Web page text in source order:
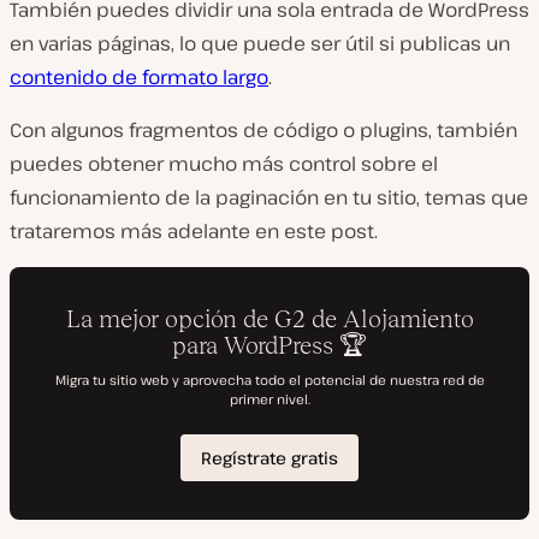
También puedes dividir una sola entrada de WordPress
en varias páginas, lo que puede ser útil si publicas un
contenido de formato largo.
Con algunos fragmentos de código o plugins, también
puedes obtener mucho más control sobre el
funcionamiento de la paginación en tu sitio, temas que
trataremos más adelante en este post.